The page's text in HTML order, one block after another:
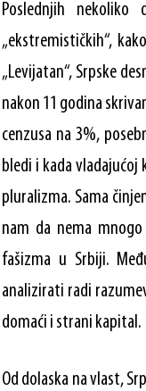
Poslednjih
„ekstremističkih“,
„Levijatan“, Srpske
nakon 11 godina
cenzusa na 3%,
bledi i kada
pluralizma. Sama
nam da nema
fašizma u Srbiji.
analizirati radi
domaći i strani kapital.
Od dolaska na vlast,